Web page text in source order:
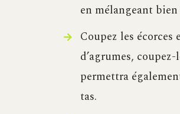
en mélangeant
Coupez les
d’agrumes,
permettra
tas.